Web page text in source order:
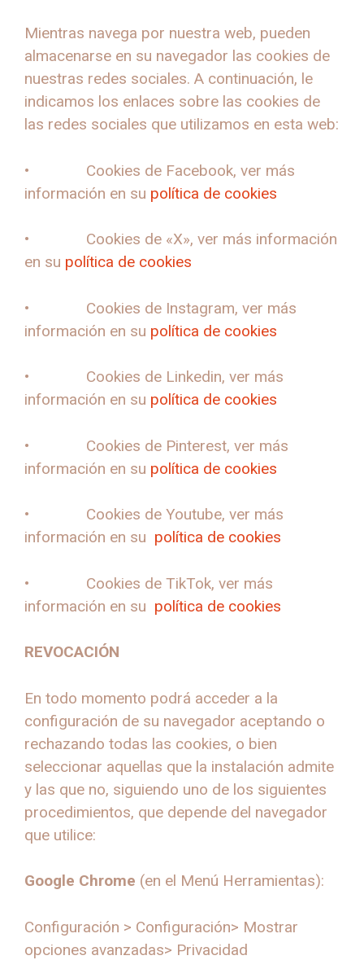
Mientras navega por nuestra web, pueden
almacenarse en su navegador las cookies de
nuestras redes sociales. A continuación, le
indicamos los enlaces sobre las cookies de
las redes sociales que utilizamos en esta web:
• Cookies de Facebook, ver más
información en su política de cookies
• Cookies de «X», ver más información
en su política de cookies
• Cookies de Instagram, ver más
información en su política de cookies
• Cookies de Linkedin, ver más
información en su política de cookies
• Cookies de Pinterest, ver más
información en su política de cookies
• Cookies de Youtube, ver más
información en su política de cookies
• Cookies de TikTok, ver más
información en su política de cookies
REVOCACIÓN
En todo momento podrá acceder a la
configuración de su navegador aceptando o
rechazando todas las cookies, o bien
seleccionar aquellas que la instalación admite
y las que no, siguiendo uno de los siguientes
procedimientos, que depende del navegador
que utilice:
Google Chrome (en el Menú Herramientas):
Configuración > Configuración> Mostrar
opciones avanzadas> Privacidad